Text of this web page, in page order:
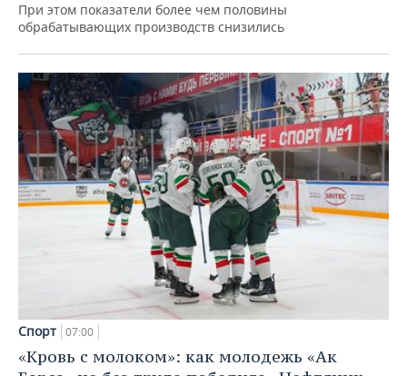
При этом показатели более чем половины
обрабатывающих производств снизились
Спорт 07:00
«Кровь с молоком»: как молодежь «Ак